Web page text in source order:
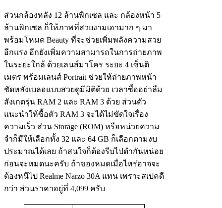
ส่วนกล้องหลัง 12 ล้านพิกเซล และ กล้องหน้า 5
ล้านพิกเซล ก็ให้ภาพที่สวยงามเอามาก ๆ มา
พร้อมโหมด Beauty ที่จะช่วยเพิ่มพลังความสวย
อีกแรง อีกยังเพิ่มความสามารถในการถ่ายภาพ
ในระยะใกล้ ด้วยเลนส์มาโคร ระยะ 4 เซ็นติ
เมตร พร้อมเลนส์ Portrait ช่วยให้ถ่ายภาพหน้า
ชัดหลังเบลอแบบสวยดูมีมิติด้วย เวลาซื้ออย่าลืม
สังเกตรุ่น RAM 2 และ RAM 3 ด้วย ส่วนตัว
แนะนำให้ซื้อตัว RAM 3 จะได้ไม่ขัดใจเรื่อง
ความเร็ว ส่วน Storage (ROM) หรือหน่วยความ
จำก็มีให้เลือกทั้ง 32 และ 64 GB ก็เลือกตามงบ
ประมาณได้เลย ถ้าสนใจก็ต้องรีบไปตำกันหน่อย
ก่อนจะหมดนะครับ ถ้าของหมดเมื่อไหร่อาจจะ
ต้องหนีไป Realme Narzo 30A แทน เพราะสเปคดี
กว่า ส่วนราคาอยู่ที่ 4,099 ครับ